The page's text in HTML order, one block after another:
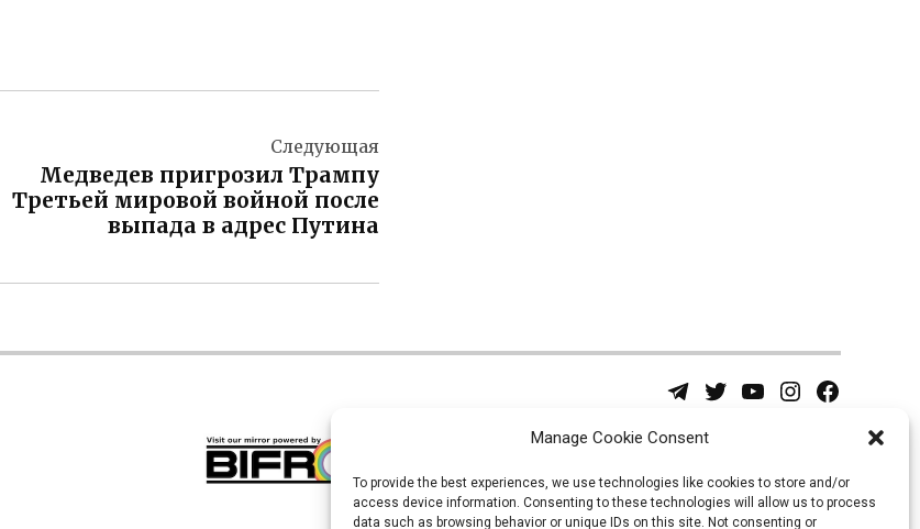
Manage Cookie Consent
To provide the best experiences, we use technologies like cookies to store and/or
access device information. Consenting to these technologies will allow us to process
data such as browsing behavior or unique IDs on this site. Not consenting or
Следующая
Медведев пригрозил Трампу
Третьей мировой войной после
выпада в адрес Путина
Telegram
Twitter
Username
YouTubeInstagram
Facebook